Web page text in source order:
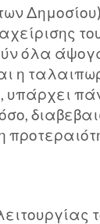
όλα
η
υπάρχει